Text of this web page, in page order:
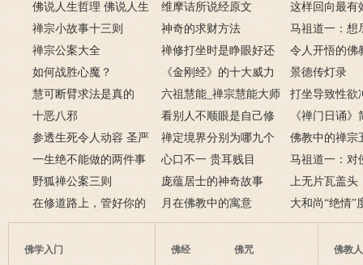
佛说人生哲理 佛说人生
感悟的句子
维摩诘所说经原文
这样回向最有
禅宗小故事十三则
神奇的求财方法
马祖道一：想
弟子开悟
禅宗公案大全
禅修打坐时是睁眼好还
是闭眼好？
令人开悟的佛
百首！
如何战胜心魔？ 《金刚经》的十大威力
景德传灯录
慧可断臂求法是真的
吗？二祖断臂求法的故
事
六祖慧能_禅宗慧能大师
的一生
打坐导致性欲
么办
十恶八邪
看别人不顺眼是自己修
养不够
《禅门日诵》
参透生死令人动容 圣严
法师圆寂前曾拒绝换
肾
禅定境界分别为哪九个
层次呢？
佛教中的禅宗
谁？禅宗五祖
绍
一生绝不能做的两件事 心口不一 贵耳贱目
马祖道一：对
也是菩萨境界
野狐禅公案三则 庞蕴居士的神奇故事
上无片瓦盖头
土立足
在修道路上，管好你的
这些动物和这条虫子
月在佛教中的寓意 大和尚“绝情”
佛学入门
佛经
佛咒
佛教